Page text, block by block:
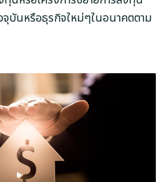
บันหรือธุรกิจใหม่ๆในอนาคตตาม